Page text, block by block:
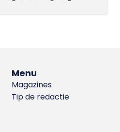
Menu
Magazines
Tip de redactie